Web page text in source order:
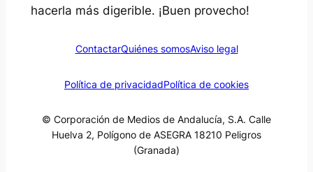
hacerla más digerible. ¡Buen provecho!
ContactarQuiénes somosAviso legal
Política de privacidadPolítica de cookies
© Corporación de Medios de Andalucía, S.A. Calle
Huelva 2, Polígono de ASEGRA 18210 Peligros
(Granada)